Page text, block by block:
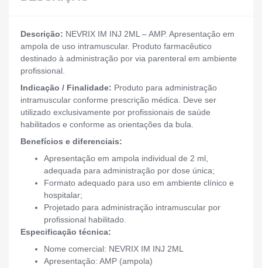
Descrição: NEVRIX IM INJ 2ML – AMP. Apresentação em
ampola de uso intramuscular. Produto farmacêutico
destinado à administração por via parenteral em ambiente
profissional.
Indicação / Finalidade: Produto para administração
intramuscular conforme prescrição médica. Deve ser
utilizado exclusivamente por profissionais de saúde
habilitados e conforme as orientações da bula.
Benefícios e diferenciais:
Apresentação em ampola individual de 2 ml,
adequada para administração por dose única;
Formato adequado para uso em ambiente clínico e
hospitalar;
Projetado para administração intramuscular por
profissional habilitado.
Especificação técnica:
Nome comercial: NEVRIX IM INJ 2ML
Apresentação: AMP (ampola)